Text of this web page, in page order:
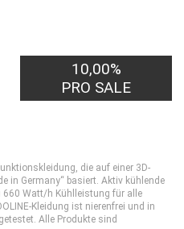
10,00%
PRO SALE
die auf einer 3D-
in Germany“ basiert. Aktiv kühlende
660 Watt/h Kühlleistung für alle
Kleidung ist nierenfrei und in
Alle Produkte sind